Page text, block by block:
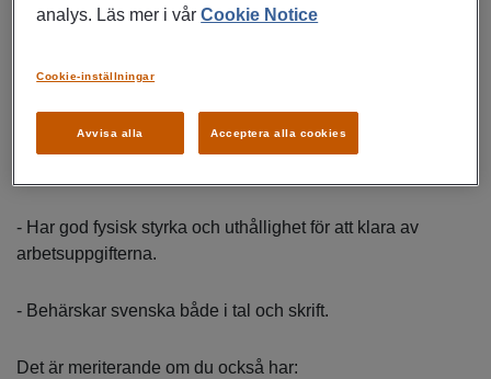
- Organisera och strukturera lagret för att underlätta för
Vi söker dig som
- Har god fysisk styrka och uthållighet för att klara av
arbetsuppgifterna.
- Behärskar svenska både i tal och skrift.
Det är meriterande om du också har:
analys. Läs mer i vårCookie Notice
Avvisa alla Acceptera alla cookies
Cookie-inställningar